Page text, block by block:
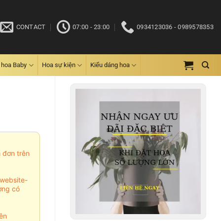
CONTACT 07:00 - 23:00 0934123036 - 0989578353
hoa Baby Hoa sự kiện Kiểu dáng hoa
đơn trên
có